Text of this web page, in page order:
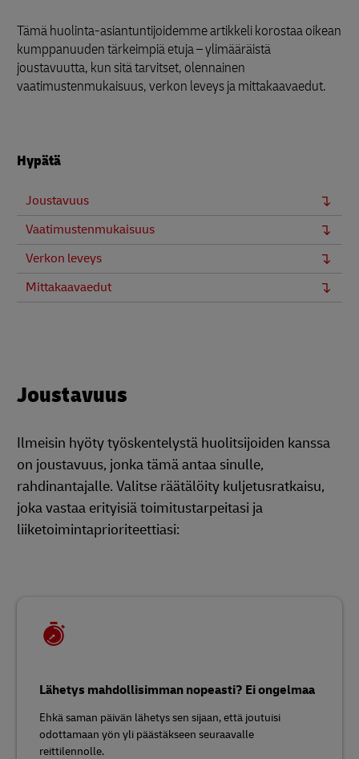
Tämä huolinta-asiantuntijoidemme artikkeli korostaa oikean
kumppanuuden tärkeimpiä etuja – ylimääräistä
joustavuutta, kun sitä tarvitset, olennainen
vaatimustenmukaisuus, verkon leveys ja mittakaavaedut.
Hypätä
Joustavuus
Vaatimustenmukaisuus
Verkon leveys
Mittakaavaedut
Joustavuus
Ilmeisin hyöty työskentelystä huolitsijoiden kanssa
on joustavuus, jonka tämä antaa sinulle,
rahdinantajalle. Valitse räätälöity kuljetusratkaisu,
joka vastaa erityisiä toimitustarpeitasi ja
liiketoimintaprioriteettiasi:
Lähetys mahdollisimman nopeasti? Ei ongelmaa
Ehkä saman päivän lähetys sen sijaan, että joutuisi
odottamaan yön yli päästäkseen seuraavalle
reittilennolle.